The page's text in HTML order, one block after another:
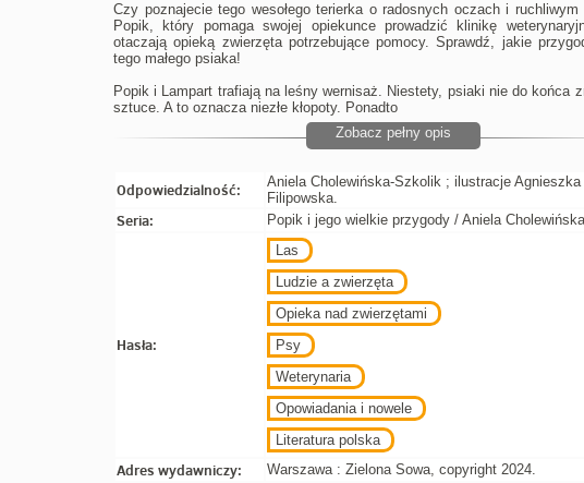
Czy poznajecie tego wesołego terierka o radosnych oczach i ruchliwym
Popik, który pomaga swojej opiekunce prowadzić klinikę
otaczają opieką zwierzęta potrzebujące pomocy. Sprawdź, jakie
tego małego psiaka!
Popik i Lampart trafiają na leśny wernisaż. Niestety, psiaki nie do końca
sztuce. A to oznacza niezłe kłopoty. Ponadto
Zobacz pełny opis
Odpowiedzialność:
Aniela Cholewińska-Szkolik ; ilustracje Agnieszka
Filipowska.
Seria: Popik i jego wielkie przygody / Aniela
Hasła:
Las
Ludzie a zwierzęta
Opieka nad zwierzętami
Psy
Weterynaria
Opowiadania i nowele
Literatura polska
Adres wydawniczy: Warszawa : Zielona Sowa, copyright 2024.